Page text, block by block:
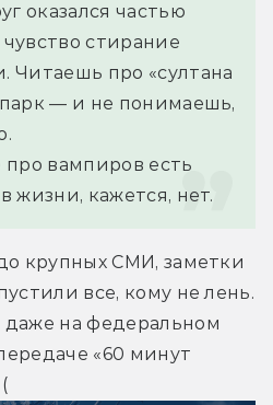
оказался частью
стирание
Читаешь про «султана
— и не понимаешь,
про вампиров есть
жизни, кажется, нет.
крупных СМИ, заметки
все, кому не лень.
на федеральном
«60 минут